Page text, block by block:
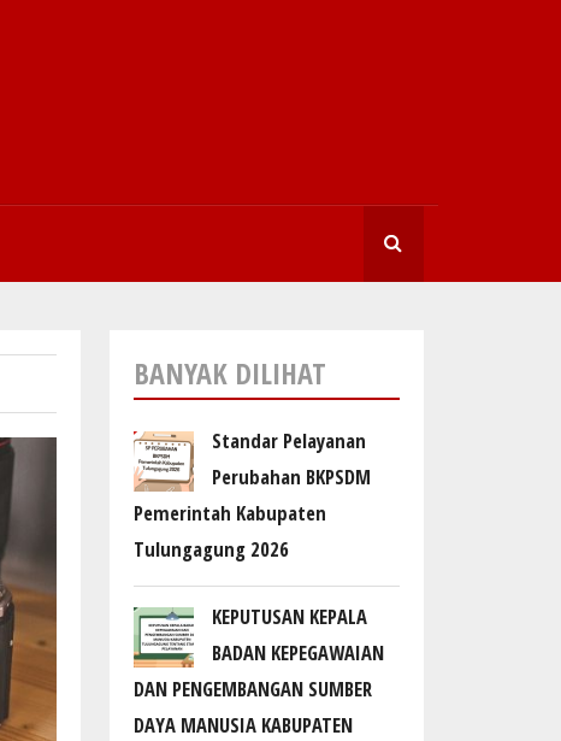
BANYAK DILIHAT
Standar Pelayanan
Perubahan BKPSDM
Pemerintah Kabupaten
Tulungagung 2026
KEPUTUSAN KEPALA
BADAN KEPEGAWAIAN
DAN PENGEMBANGAN SUMBER
DAYA MANUSIA KABUPATEN